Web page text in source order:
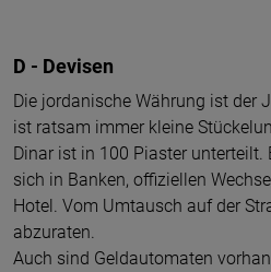
D - Devisen
Die jordanische Währung ist der
ist ratsam immer kleine
Dinar ist in 100 Piaster
sich in Banken, offiziellen
Hotel. Vom Umtausch auf der
abzuraten.
Auch sind Geldautomaten